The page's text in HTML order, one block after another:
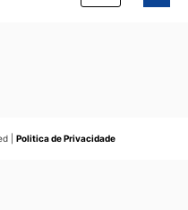
| Politica de Privacidade